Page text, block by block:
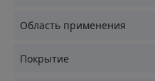
Область применения
Покрытие